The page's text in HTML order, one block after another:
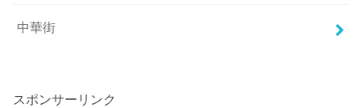
中華街
スポンサーリンク